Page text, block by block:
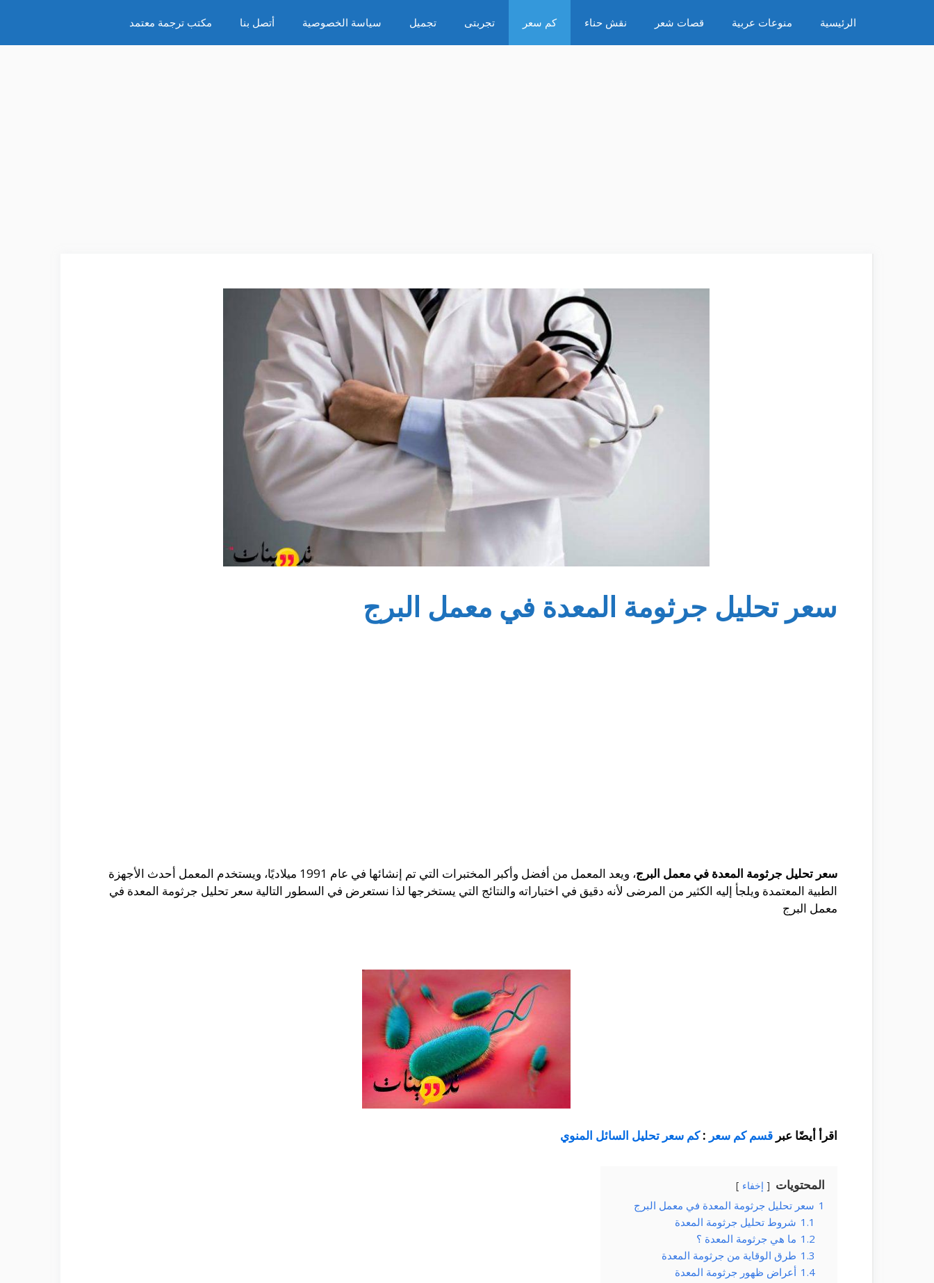
المحتوى
الرئيسية منوعات عربية قصات شعر نقش حناء كم سعر تجربتى تجميل سياسة الخصوصية أتصل بنا مكتب ترجمة معتمد
سعر تحليل جرثومة المعدة في معمل البرج
سعر تحليل جرثومة المعدة في معمل البرج
، ويعد المعمل من أفضل وأكبر المختبرات التي تم إنشائها في عام 1991 ميلاديًا، ويستخدم المعمل أحدث الأجهزة
الطبية المعتمدة ويلجأ إليه الكثير من المرضى لأنه دقيق في اختباراته والنتائج التي يستخرجها لذا نستعرض في السطور التالية سعر تحليل جرثومة المعدة في
معمل البرج
اقرأ أيضًا عبر قسم كم سعر :كم سعر تحليل السائل المنوي
المحتويات إخفاء
1 سعر تحليل جرثومة المعدة في معمل البرج
1.1 شروط تحليل جرثومة المعدة
1.2 ما هي جرثومة المعدة ؟
1.3 طرق الوقاية من جرثومة المعدة
1.4 أعراض ظهور جرثومة المعدة